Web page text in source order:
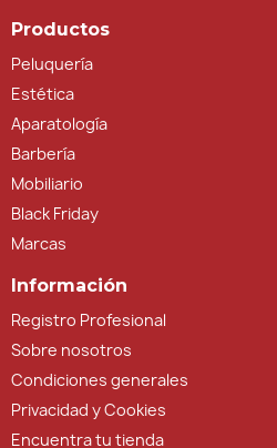
Productos
Peluquería
Estética
Aparatología
Barbería
Mobiliario
Black Friday
Marcas
Información
Registro Profesional
Sobre nosotros
Condiciones generales
Privacidad y Cookies
Encuentra tu tienda